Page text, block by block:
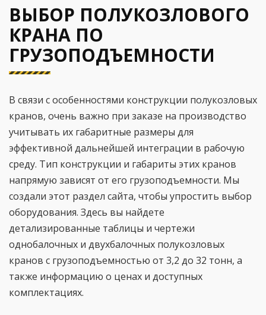
ВЫБОР ПОЛУКОЗЛОВОГО
КРАНА ПО
ГРУЗОПОДЪЕМНОСТИ
В связи с особенностями конструкции полукозловых
кранов, очень важно при заказе на производство
учитывать их габаритные размеры для
эффективной дальнейшей интеграции в рабочую
среду. Тип конструкции и габариты этих кранов
напрямую зависят от его грузоподъемности. Мы
создали этот раздел сайта, чтобы упростить выбор
оборудования. Здесь вы найдете
детализированные таблицы и чертежи
однобалочных и двухбалочных полукозловых
кранов с грузоподъемностью от 3,2 до 32 тонн, а
также информацию о ценах и доступных
комплектациях.